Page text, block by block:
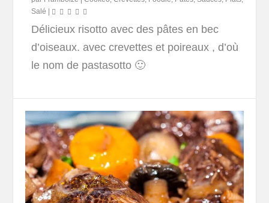
Salé |
Délicieux risotto avec des pâtes en bec
d’oiseaux. avec crevettes et poireaux , d’où
le nom de pastasotto 🙂